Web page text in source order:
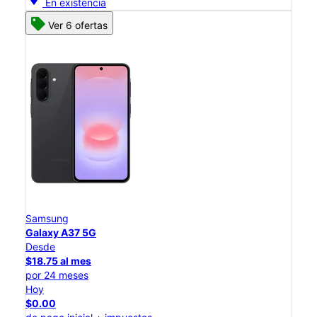
En existencia
Ver 6 ofertas
Samsung
Galaxy A37 5G
Desde
$18.75 al mes
por 24 meses
Hoy
$0.00